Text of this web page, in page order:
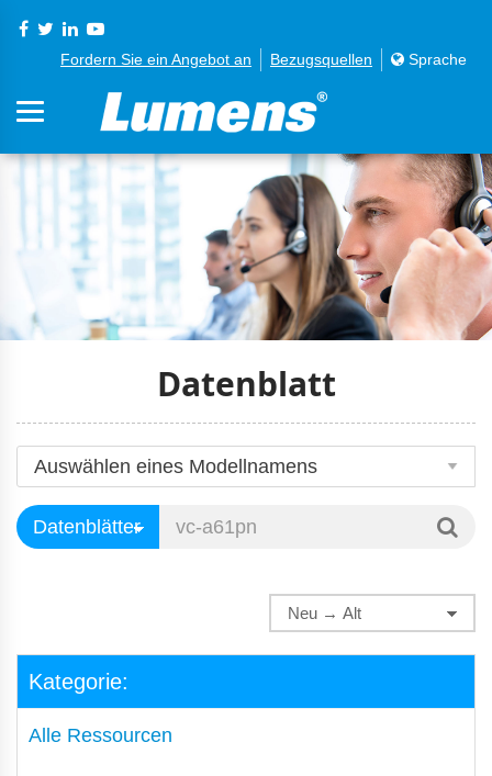
Fordern Sie ein Angebot an Bezugsquellen Sprache
Datenblatt
Kategorie:
Alle Ressourcen